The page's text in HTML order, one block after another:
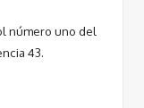
número uno del
43.